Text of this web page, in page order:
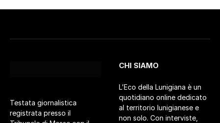
Testata giornalistica
registrata presso il
CHI SIAMO
L’Eco della Lunigiana è un
quotidiano online dedicato
al territorio lunigianese e
non solo. Con interviste,